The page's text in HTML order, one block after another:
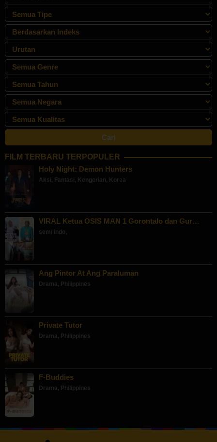
FILM TERBARU TERPOPULER
Holy Night: Demon Hunters
Aksi , Fantasi , Kengerian, Korea
VIRAL Ketua OSIS MAN 1 Gorontalo dan Gur…
semi indo,
Ang Pintor At Ang Paraluman
Drama, Philippines
Private Tutor
Drama, Philippines
F-Buddies
Drama, Philippines